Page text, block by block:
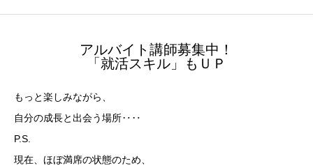
アルバイト講師募集中！
「就活スキル」もＵＰ
もっと楽しみながら、
自分の成長と出会う場所‥‥
P.S.
現在、ほぼ満席の状態のため、